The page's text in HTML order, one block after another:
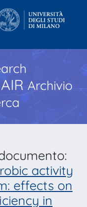
Archivio
activity
effects on
in